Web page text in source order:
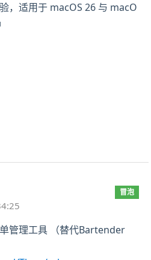
，适用于 macOS 26 与 macO
冒泡
管理工具 （替代Bartender